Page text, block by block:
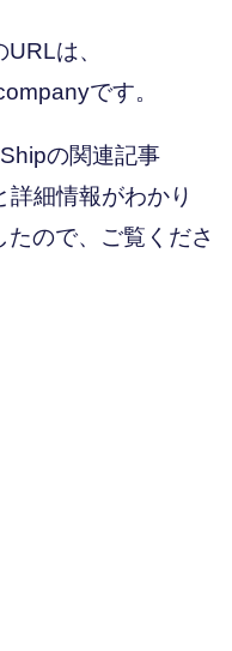
は、
です。
の関連記事
詳細情報がわかり
ので、ご覧くださ